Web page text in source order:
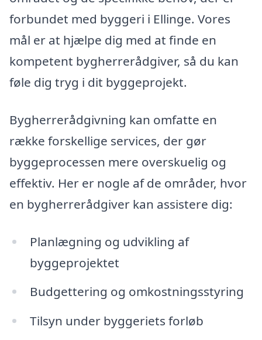
forbundet med byggeri i Ellinge. Vores
mål er at hjælpe dig med at finde en
kompetent bygherrerådgiver, så du kan
føle dig tryg i dit byggeprojekt.
Bygherrerådgivning kan omfatte en
række forskellige services, der gør
byggeprocessen mere overskuelig og
effektiv. Her er nogle af de områder, hvor
en bygherrerådgiver kan assistere dig:
Planlægning og udvikling af
byggeprojektet
Budgettering og omkostningsstyring
Tilsyn under byggeriets forløb